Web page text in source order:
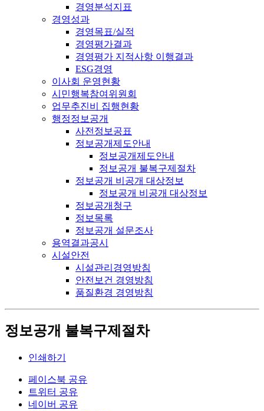
경영분석지표
경영성과
경영목표/실적
경영평가결과
경영평가 지적사항 이행결과
ESG경영
이사회 운영현황
시민행복참여위원회
업무추진비 집행현황
행정정보공개
사전정보공표
정보공개제도안내
정보공개제도안내
정보공개 불복구제절차
정보공개 비공개 대상정보
정보공개 비공개 대상정보
정보공개청구
정보목록
정보공개 설문조사
용역결과공시
시설안전
시설관리경영방침
안전보건 경영방침
품질환경 경영방침
정보공개 불복구제절차
인쇄하기
페이스북 공유
트위터 공유
네이버 공유